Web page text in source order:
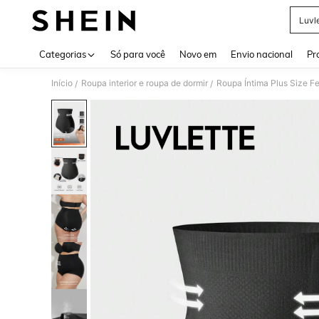
Categorias Só para você Novo em Envio nacional
Início / Roupa interior e roupa de dormir / Roupa Íntima Plus Size